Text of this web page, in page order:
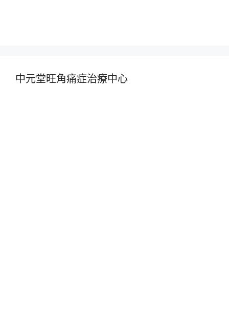
中元堂旺角痛症治療中心